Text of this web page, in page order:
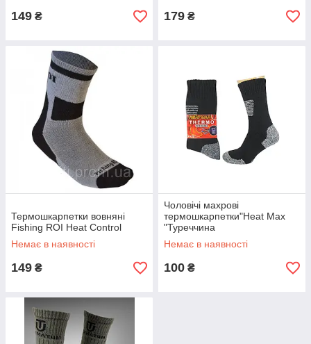
149 ₴ 179 ₴
Термошкарпетки вовняні
Fishing ROI Heat Control
Немає в наявності
149 ₴
Чоловічі махрові
термошкарпетки"Heat Max
"Туреччина
Немає в наявності
100 ₴